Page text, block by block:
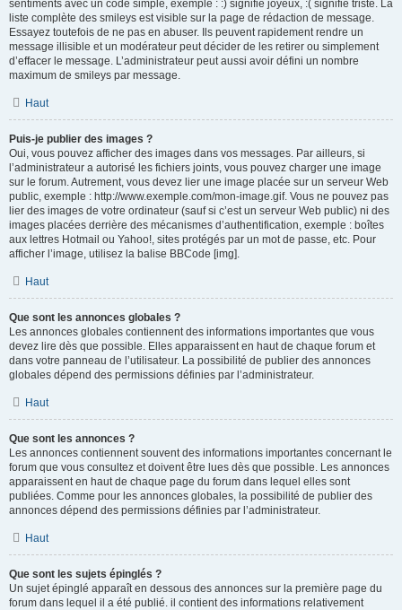
sentiments avec un code simple, exemple : :) signifie joyeux, :( signifie triste. La
liste complète des smileys est visible sur la page de rédaction de message.
Essayez toutefois de ne pas en abuser. Ils peuvent rapidement rendre un
message illisible et un modérateur peut décider de les retirer ou simplement
d’effacer le message. L’administrateur peut aussi avoir défini un nombre
maximum de smileys par message.
Haut
Puis-je publier des images ?
Oui, vous pouvez afficher des images dans vos messages. Par ailleurs, si
l’administrateur a autorisé les fichiers joints, vous pouvez charger une image
sur le forum. Autrement, vous devez lier une image placée sur un serveur Web
public, exemple : http://www.exemple.com/mon-image.gif. Vous ne pouvez pas
lier des images de votre ordinateur (sauf si c’est un serveur Web public) ni des
images placées derrière des mécanismes d’authentification, exemple : boîtes
aux lettres Hotmail ou Yahoo!, sites protégés par un mot de passe, etc. Pour
afficher l’image, utilisez la balise BBCode [img].
Haut
Que sont les annonces globales ?
Les annonces globales contiennent des informations importantes que vous
devez lire dès que possible. Elles apparaissent en haut de chaque forum et
dans votre panneau de l’utilisateur. La possibilité de publier des annonces
globales dépend des permissions définies par l’administrateur.
Haut
Que sont les annonces ?
Les annonces contiennent souvent des informations importantes concernant le
forum que vous consultez et doivent être lues dès que possible. Les annonces
apparaissent en haut de chaque page du forum dans lequel elles sont
publiées. Comme pour les annonces globales, la possibilité de publier des
annonces dépend des permissions définies par l’administrateur.
Haut
Que sont les sujets épinglés ?
Un sujet épinglé apparaît en dessous des annonces sur la première page du
forum dans lequel il a été publié. il contient des informations relativement